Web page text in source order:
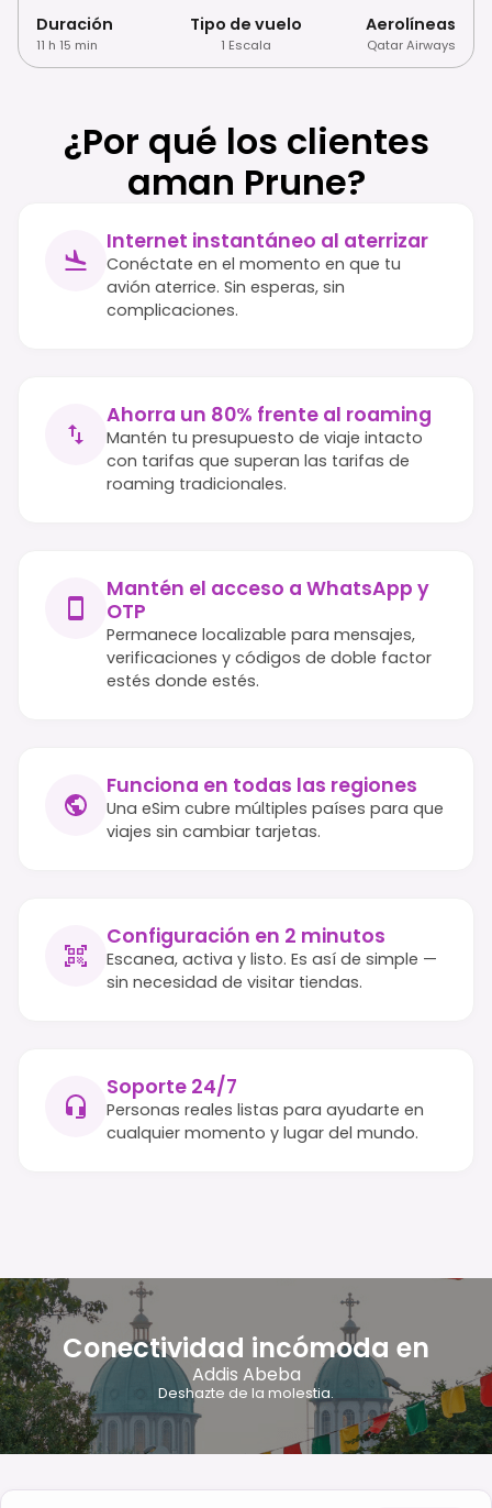
Duración
11 h 15 min
Tipo de vuelo
1 Escala
Aerolíneas
Qatar Airways
¿Por qué los clientes
aman Prune?
Internet instantáneo al aterrizar
Conéctate en el momento en que tu
avión aterrice. Sin esperas, sin
complicaciones.
Ahorra un 80% frente al roaming
Mantén tu presupuesto de viaje intacto
con tarifas que superan las tarifas de
roaming tradicionales.
Mantén el acceso a WhatsApp y
OTP
Permanece localizable para mensajes,
verificaciones y códigos de doble factor
estés donde estés.
Funciona en todas las regiones
Una eSim cubre múltiples países para que
viajes sin cambiar tarjetas.
Configuración en 2 minutos
Escanea, activa y listo. Es así de simple —
sin necesidad de visitar tiendas.
Soporte 24/7
Personas reales listas para ayudarte en
cualquier momento y lugar del mundo.
Conectividad incómoda en
Addis Abeba
Deshazte de la molestia.